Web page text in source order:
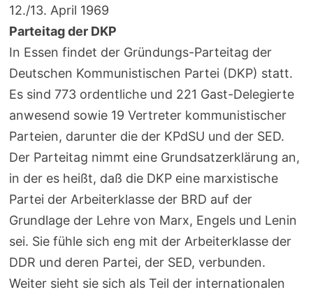
12./13. April 1969
Parteitag der DKP
In Essen findet der Gründungs-Parteitag der
Deutschen Kommunistischen Partei (DKP) statt.
Es sind 773 ordentliche und 221 Gast-Delegierte
anwesend sowie 19 Vertreter kommunistischer
Parteien, darunter die der KPdSU und der SED.
Der Parteitag nimmt eine Grundsatzerklärung an,
in der es heißt, daß die DKP eine marxistische
Partei der Arbeiterklasse der BRD auf der
Grundlage der Lehre von Marx, Engels und Lenin
sei. Sie fühle sich eng mit der Arbeiterklasse der
DDR und deren Partei, der SED, verbunden.
Weiter sieht sie sich als Teil der internationalen